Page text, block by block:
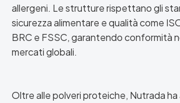
allergeni. Le strutture rispettano gli
sicurezza alimentare e qualità come
BRC e FSSC, garantendo conformità
mercati globali.
Oltre alle polveri proteiche, Nutrada